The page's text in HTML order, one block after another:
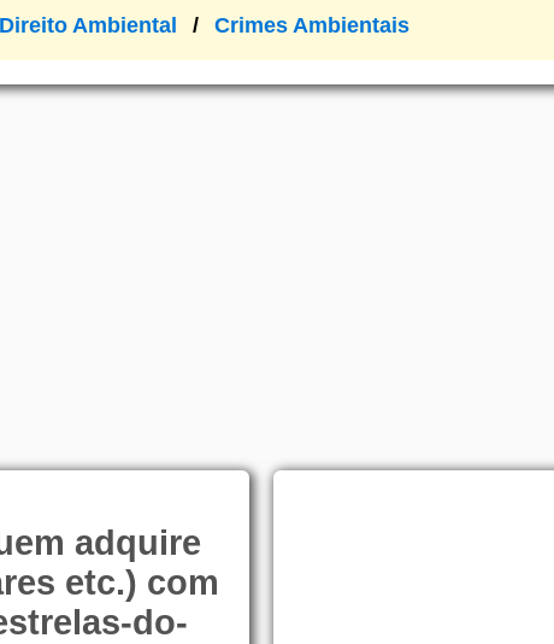
Direito Ambiental Crimes Ambientais
adquire
etc.) com
do-